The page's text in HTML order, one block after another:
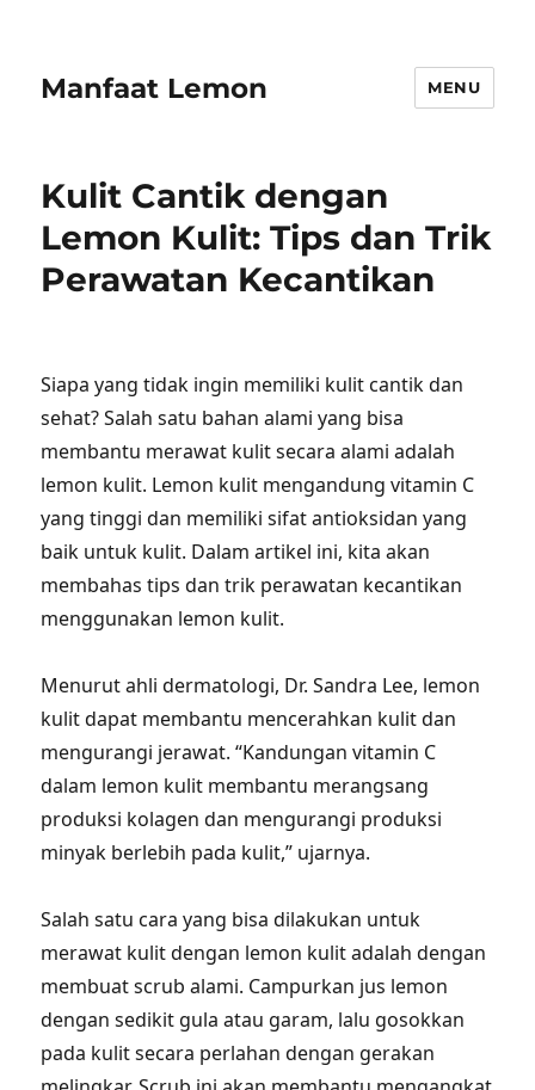
Manfaat Lemon MENU
Kulit Cantik dengan
Lemon Kulit: Tips dan Trik
Perawatan Kecantikan
Siapa yang tidak ingin memiliki kulit cantik dan
sehat? Salah satu bahan alami yang bisa
membantu merawat kulit secara alami adalah
lemon kulit. Lemon kulit mengandung vitamin C
yang tinggi dan memiliki sifat antioksidan yang
baik untuk kulit. Dalam artikel ini, kita akan
membahas tips dan trik perawatan kecantikan
menggunakan lemon kulit.
Menurut ahli dermatologi, Dr. Sandra Lee, lemon
kulit dapat membantu mencerahkan kulit dan
mengurangi jerawat. “Kandungan vitamin C
dalam lemon kulit membantu merangsang
produksi kolagen dan mengurangi produksi
minyak berlebih pada kulit,” ujarnya.
Salah satu cara yang bisa dilakukan untuk
merawat kulit dengan lemon kulit adalah dengan
membuat scrub alami. Campurkan jus lemon
dengan sedikit gula atau garam, lalu gosokkan
pada kulit secara perlahan dengan gerakan